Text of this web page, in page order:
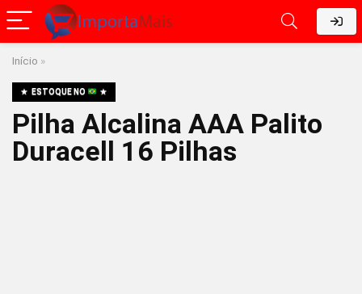
Início »
ESTOQUE NO
Pilha Alcalina AAA Palito
Duracell 16 Pilhas